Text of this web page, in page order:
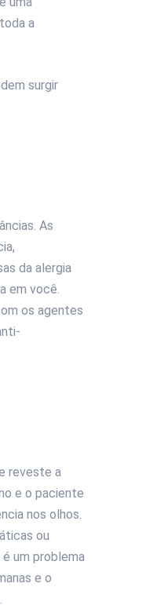
a
surgir
As
da alergia
em você.
os agentes
reveste a
e o paciente
nos olhos.
ou
um problema
e o